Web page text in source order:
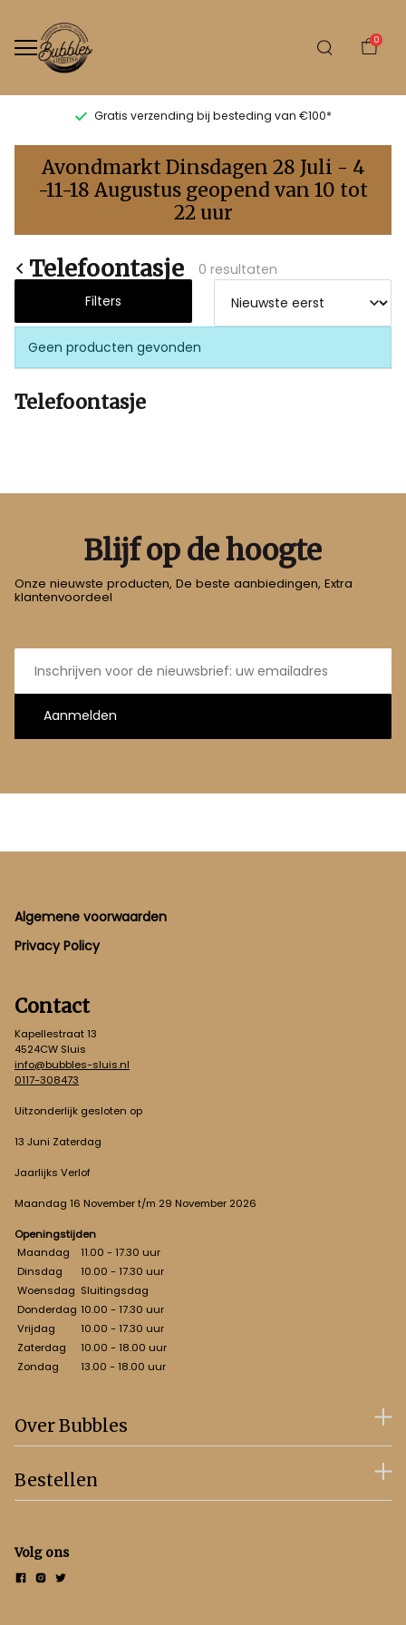
0
Gratis verzending bij besteding van €100*
Telefoontasje
Bubbles
Sluis
Avondmarkt Dinsdagen 28 Juli - 4
-11-18 Augustus geopend van 10 tot
22 uur
Telefoontasje
0 resultaten
Filters
Geen producten gevonden
Telefoontasje
Blijf op de hoogte
Onze nieuwste producten, De beste aanbiedingen, Extra
klantenvoordeel
E-
mailadres
Aanmelden
Footer
Algemene voorwaarden
Privacy Policy
Contact
Kapellestraat 13
4524CW Sluis
info@bubbles-sluis.nl
0117-308473
Uitzonderlijk gesloten op
13 Juni Zaterdag
Jaarlijks Verlof
Maandag 16 November t/m 29 November 2026
Openingstijden
Maandag
11.00 - 17.30 uur
Dinsdag
10.00 - 17.30 uur
Woensdag Sluitingsdag
Donderdag 10.00 - 17.30 uur
Vrijdag
10.00 - 17.30 uur
Zaterdag
10.00 - 18.00 uur
Zondag
13.00 - 18.00 uur
Over Bubbles
Bestellen
Volg ons